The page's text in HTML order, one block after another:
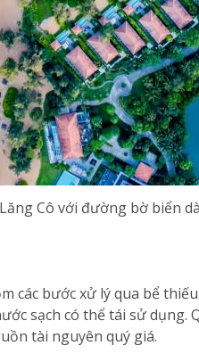
Cô với đường bờ biển
bước xử lý qua bể
sạch có thể tái sử dụng.
tài nguyên quý giá.